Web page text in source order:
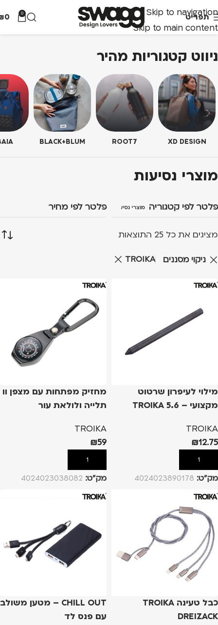
Skip to navigation
Skip to main content
תפריט 0
0
ניווט קטגוריות מהיר
XD DESIGN
ROOT7
BLACK+BLUM
מוצרי נסיעות
פלטר לפי קטגוריה מוצרי נסיעות פלטר לפי מחיר
מציגים את כל ⁦25⁩ התוצאות
ניקוי מסננים TROIKA
מילוי לעיפרון שרטוט
מקצועי – 5.6 TROIKA
TROIKA
₪12.75
הוספה לסל
מק”ט: 4024023890178
מחזיק מפתחות עם מצפן וו
תלייה ולולאת עור
TROIKA
₪59
הוספה לסל
מק”ט: 4024023038082
כבל טעינה TROIKA
DREIZACK
CHILL OUT – מטען משולב
עם פנס לד